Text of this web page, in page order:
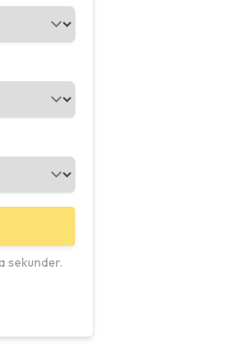
sekunder.